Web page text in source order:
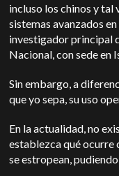
incluso los chinos y
sistemas avanzados
investigador principal
Nacional, con sede en
Sin embargo, a
que yo sepa, su uso
En la actualidad, no
establezca qué ocurre
se estropean,